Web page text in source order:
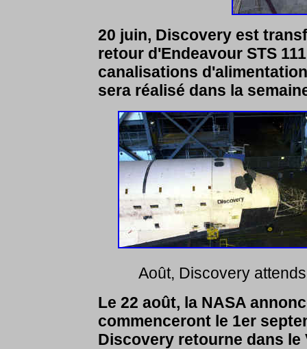
20 juin, Discovery est
retour d'Endeavour STS
canalisations
sera réalisé dans la
Août, Discovery
Le 22 août, la NASA
commenceront le 1er
Discovery retourne dans le